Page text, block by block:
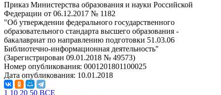
Приказ Министерства образования и науки Российской
Федерации от 06.12.2017 № 1182
"Об утверждении федерального государственного
образовательного стандарта высшего образования -
бакалавриат по направлению подготовки 51.03.06
Библиотечно-информационная деятельность"
(Зарегистрирован 09.01.2018 № 49573)
Номер опубликования: 0001201801100025
Дата опубликования: 10.01.2018
1 10 20 50 ВСЕ